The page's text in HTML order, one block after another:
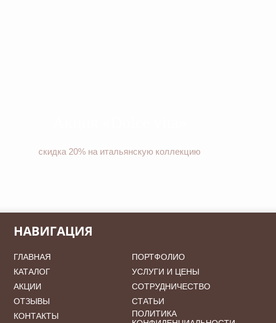
скидка 20% на итальянскую коллекцию
НАВИГАЦИЯ
ГЛАВНАЯ
ПОРТФОЛИО
КАТАЛОГ
УСЛУГИ И ЦЕНЫ
АКЦИИ
СОТРУДНИЧЕСТВО
ОТЗЫВЫ
СТАТЬИ
КОНТАКТЫ
ПОЛИТИКА